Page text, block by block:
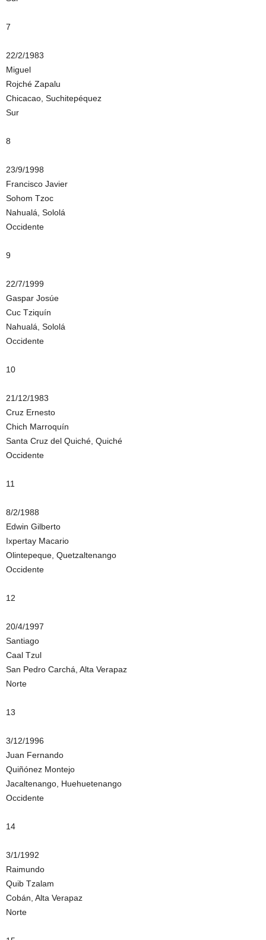
7
22/2/1983
Miguel
Rojché Zapalu
Chicacao, Suchitepéquez
Sur
8
23/9/1998
Francisco Javier
Sohom Tzoc
Nahualá, Sololá
Occidente
9
22/7/1999
Gaspar Josúe
Cuc Tziquín
Nahualá, Sololá
Occidente
10
21/12/1983
Cruz Ernesto
Chich Marroquín
Santa Cruz del Quiché, Quiché
Occidente
11
8/2/1988
Edwin Gilberto
Ixpertay Macario
Olintepeque, Quetzaltenango
Occidente
12
20/4/1997
Santiago
Caal Tzul
San Pedro Carchá, Alta Verapaz
Norte
13
3/12/1996
Juan Fernando
Quiñónez Montejo
Jacaltenango, Huehuetenango
Occidente
14
3/1/1992
Raimundo
Quib Tzalam
Cobán, Alta Verapaz
Norte